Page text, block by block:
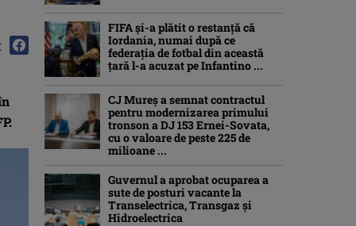
FIFA și-a plătit o restanță că
Iordania, numai după ce
federația de fotbal din această
țară l-a acuzat pe Infantino ...
CJ Mureș a semnat contractul
pentru modernizarea primului
tronson a DJ 153 Ernei-Sovata,
cu o valoare de peste 225 de
milioane ...
Guvernul a aprobat ocuparea a
sute de posturi vacante la
Transelectrica, Transgaz și
Hidroelectrica